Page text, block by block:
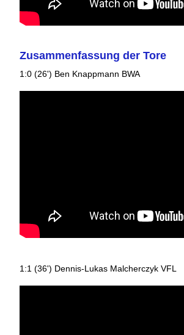
Zusammenfassung der Tore
1:0 (26') Ben Knappmann BWA
1:1 (36') Dennis-Lukas Malcherczyk VFL